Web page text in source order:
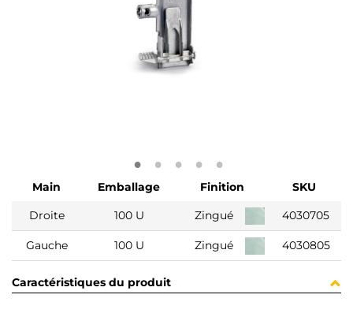
Main Emballage Finition
SKU
Droite
100 U Zingué 4030705
Gauche 100 U Zingué 4030805
Caractéristiques du produit